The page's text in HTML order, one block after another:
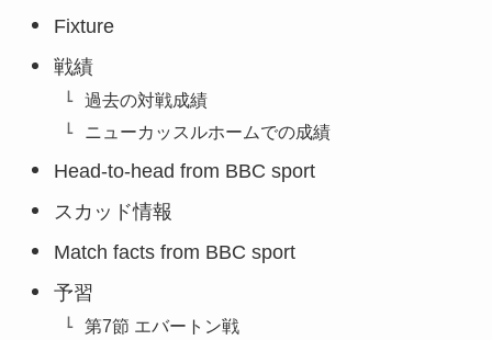
Fixture
戦績
過去の対戦成績
ニューカッスルホームでの成績
Head-to-head from BBC sport
スカッド情報
Match facts from BBC sport
予習
第7節 エバートン戦